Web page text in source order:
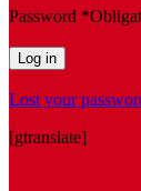
Password *
Log in
Lost your
[gtranslate]